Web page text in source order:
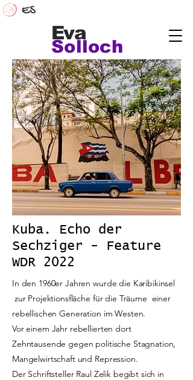
Eva
Solloch
Kuba. Echo der
Sechziger - Feature
WDR 2022
In den 1960er Jahren wurde die Karibikinsel
zur Projektionsfläche für die Träume einer
rebellischen Generation im Westen.
Vor einem Jahr rebellierten dort
Zehntausende gegen politische Stagnation,
Mangelwirtschaft und Repression.
Der Schriftsteller Raul Zelik begibt sich in